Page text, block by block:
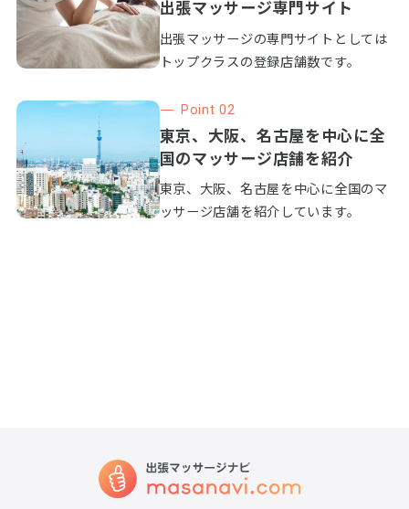
出張マッサージ専門サイト
出張マッサージの専門サイトとしては
トップクラスの登録店舗数です。
Point 02
東京、大阪、名古屋を中心に全
国のマッサージ店舗を紹介
東京、大阪、名古屋を中心に全国のマ
ッサージ店舗を紹介しています。